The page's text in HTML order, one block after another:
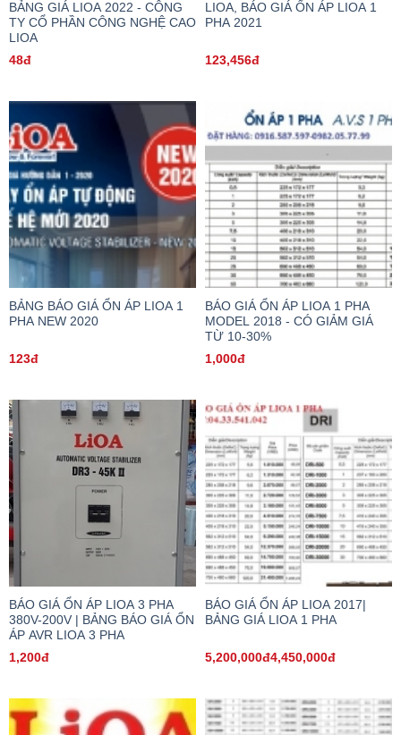
BẢNG GIÁ LIOA 2022 - CÔNG
TY CỔ PHẦN CÔNG NGHỆ CAO
LIOA
48đ
LIOA, BÁO GIÁ ỔN ÁP LIOA 1
PHA 2021
123,456đ
BẢNG BÁO GIÁ ỔN ÁP LIOA 1
PHA NEW 2020
123đ
BÁO GIÁ ỔN ÁP LIOA 1 PHA
MODEL 2018 - CÓ GIẢM GIÁ
TỪ 10-30%
1,000đ
BÁO GIÁ ỔN ÁP LIOA 3 PHA
380V-200V | BẢNG BÁO GIÁ ỔN
ÁP AVR LIOA 3 PHA
1,200đ
BÁO GIÁ ỔN ÁP LIOA 2017|
BẢNG GIÁ LIOA 1 PHA
5,200,000đ4,450,000đ